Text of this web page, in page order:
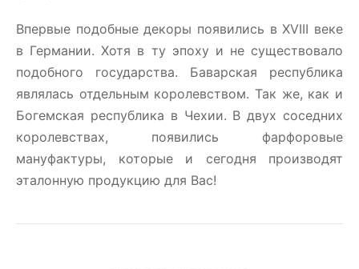
Впервые подобные декоры появились в XVIII веке
в Германии. Хотя в ту эпоху и не существовало
подобного государства. Баварская республика
являлась отдельным королевством. Так же, как и
Богемская республика в Чехии. В двух соседних
королевствах, появились фарфоровые
мануфактуры, которые и сегодня производят
эталонную продукцию для Вас!